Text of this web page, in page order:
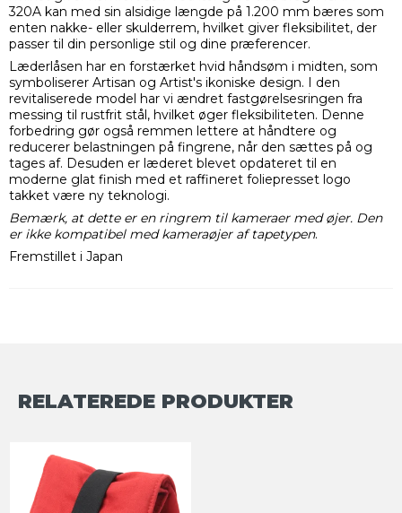
320A kan med sin alsidige længde på 1.200 mm bæres som
enten nakke- eller skulderrem, hvilket giver fleksibilitet, der
passer til din personlige stil og dine præferencer.
Læderlåsen har en forstærket hvid håndsøm i midten, som
symboliserer Artisan og Artist's ikoniske design. I den
revitaliserede model har vi ændret fastgørelsesringen fra
messing til rustfrit stål, hvilket øger fleksibiliteten. Denne
forbedring gør også remmen lettere at håndtere og
reducerer belastningen på fingrene, når den sættes på og
tages af. Desuden er læderet blevet opdateret til en
moderne glat finish med et raffineret foliepresset logo
takket være ny teknologi.
Bemærk, at dette er en ringrem til kameraer med øjer. Den
er ikke kompatibel med kameraøjer af tapetypen.
Fremstillet i Japan
RELATEREDE PRODUKTER